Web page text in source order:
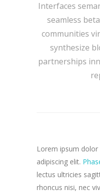
Interfaces
seamless
communities
synthesize
partnerships
Lorem ipsum
adipiscing elit.
lectus ultricies
rhoncus nisi, nec